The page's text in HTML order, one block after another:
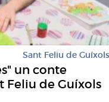
Sant Feliu de Guíxols
un conte
Feliu de Guíxols